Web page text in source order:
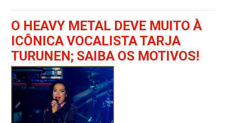
O HEAVY METAL DEVE MUITO À
ICÔNICA VOCALISTA TARJA
TURUNEN; SAIBA OS MOTIVOS!